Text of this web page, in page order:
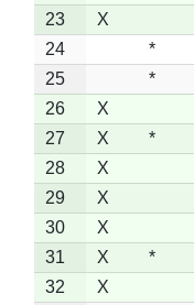
23
X
24
*
25
*
26
X
27
X *
28
X
29
X
30
X
31
X *
32
X